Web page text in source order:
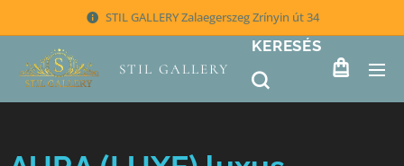
STIL GALLERY Zalaegerszeg Zrínyin út 34
STIL GALLERY
KERESÉS